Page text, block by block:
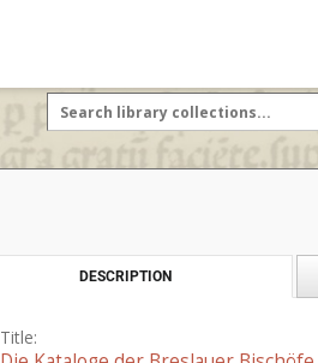
DESCRIPTION
Title: